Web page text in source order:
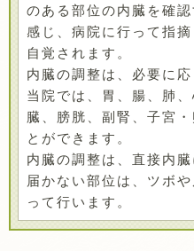
のある部位の内臓を確
感じ、病院に行って指
自覚されます。
内臓の調整は、必要に応
当院では、胃、腸、肺
臓、膀胱、副腎、子宮
とができます。
内臓の調整は、直接内
届かない部位は、ツボ
って行います。